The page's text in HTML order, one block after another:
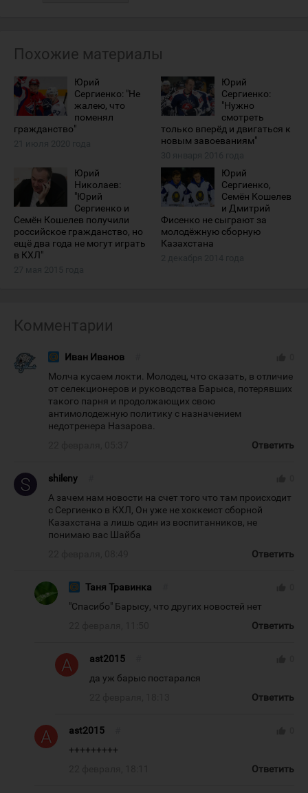
Похожие материалы
Юрий
Сергиенко: "Не
жалею, что
поменял
гражданство"
Юрий
Сергиенко:
"Нужно
смотреть
только вперёд и двигаться к
новым завоеваниям"
Юрий
Николаев:
"Юрий
Сергиенко и
Семён Кошелев получили
российское гражданство, но
ещё два года не могут играть
в КХЛ"
Юрий
Сергиенко,
Семён Кошелев
и Дмитрий
Фисенко не сыграют за
молодёжную сборную
Казахстана
Комментарии
Иван Иванов
Молча кусаем локти. Молодец, что сказать, в отличие
от селекционеров и руководства Барыса, потерявших
такого парня и продолжающих свою
антимолодежную политику с назначением
недотренера Назарова.
Ответить
shileny
А зачем нам новости на счет того что там происходит
с Сергиенко в КХЛ, Он уже не хоккеист сборной
Казахстана а лишь один из воспитанников, не
понимаю вас Шайба
Ответить
Таня Травинка
"Спасибо" Барысу, что других новостей нет
Ответить
ast2015
да уж барыс постарался
Ответить
ast2015
+++++++++
Ответить